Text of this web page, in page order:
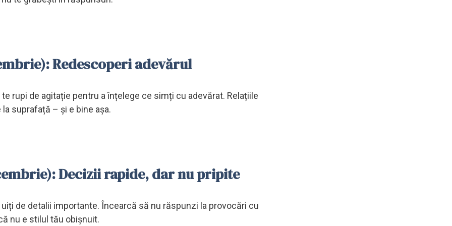
Redescoperi adevărul
rupi de agitație pentru a înțelege ce simți cu adevărat. Relațiile
suprafață – și e bine așa.
Decizii rapide, dar nu pripite
de detalii importante. Încearcă să nu răspunzi la provocări cu
nu e stilul tău obișnuit.